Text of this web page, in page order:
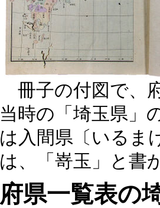
冊子の付図で、
当時の「埼玉県」
は入間県〔いるま
は、「嵜玉」と書
府県一覧表の